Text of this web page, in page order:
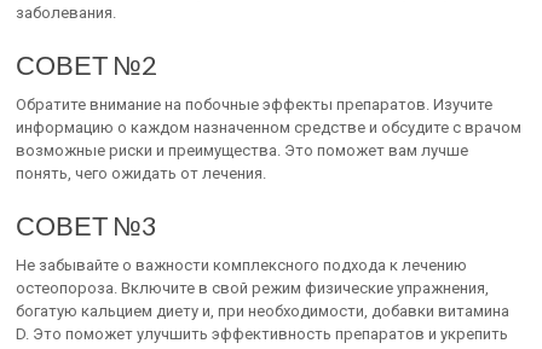
заболевания.
СОВЕТ №2
Обратите внимание на побочные эффекты препаратов. Изучите
информацию о каждом назначенном средстве и обсудите с врачом
возможные риски и преимущества. Это поможет вам лучше
понять, чего ожидать от лечения.
СОВЕТ №3
Не забывайте о важности комплексного подхода к лечению
остеопороза. Включите в свой режим физические упражнения,
богатую кальцием диету и, при необходимости, добавки витамина
D. Это поможет улучшить эффективность препаратов и укрепить